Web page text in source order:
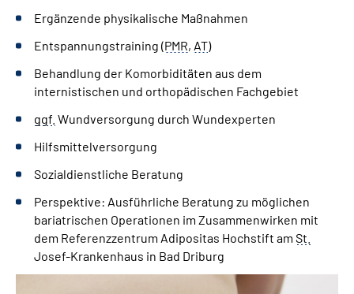
Ergänzende physikalische Maßnahmen
Entspannungstraining (PMR, AT)
Behandlung der Komorbiditäten aus dem
internistischen und orthopädischen Fachgebiet
ggf. Wundversorgung durch Wundexperten
Hilfsmittelversorgung
Sozialdienstliche Beratung
Perspektive: Ausführliche Beratung zu möglichen
bariatrischen Operationen im Zusammenwirken mit
dem Referenzzentrum Adipositas Hochstift am St.
Josef-Krankenhaus in Bad Driburg